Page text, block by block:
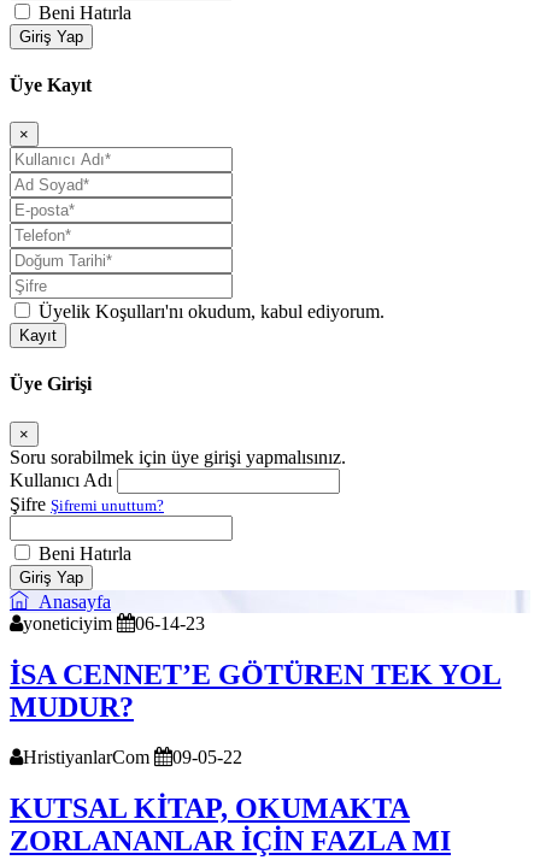
Beni Hatırla
Giriş Yap
Üye Kayıt
×
Üyelik Koşulları'nı okudum, kabul ediyorum.
Kayıt
Üye Girişi
×
Soru sorabilmek için üye girişi yapmalısınız.
Kullanıcı Adı
Şifre Şifremi unuttum?
Beni Hatırla
Giriş Yap
Anasayfa
yoneticiyim
06-14-23
İSA CENNET’E GÖTÜREN TEK YOL
MUDUR?
HristiyanlarCom 09-05-22
KUTSAL KİTAP, OKUMAKTA
ZORLANANLAR İÇİN FAZLA MI